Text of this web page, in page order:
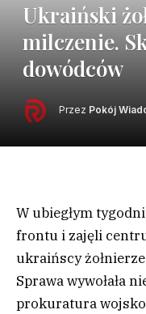
Ukraiński
milczenie.
dowódców
Przez Pokój
W ubiegłym
frontu i zajęli
ukraińscy
Sprawa wywołała
prokuratura